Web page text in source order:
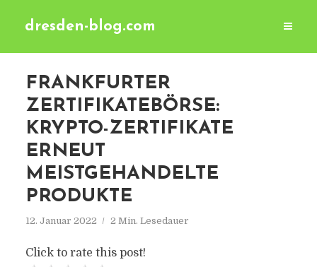
dresden-blog.com
FRANKFURTER
ZERTIFIKATEBÖRSE:
KRYPTO-ZERTIFIKATE
ERNEUT
MEISTGEHANDELTE
PRODUKTE
12. Januar 2022 2 Min. Lesedauer
Click to rate this post!